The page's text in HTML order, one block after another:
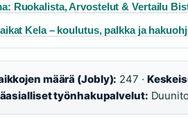
Ruokalista, Arvostelut & Vertailu
Kela – koulutus, palkka ja
määrä (Jobly): 247 ·
työnhakupalvelut: